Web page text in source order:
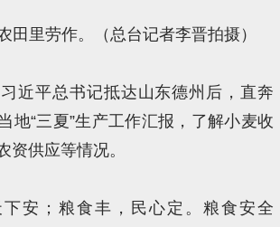
田里劳作。（总台记者李晋拍摄）
近平总书记抵达山东德州后，直奔
地“三夏”生产工作汇报，了解小麦收
资供应等情况。
安；粮食丰，民心定。粮食安全